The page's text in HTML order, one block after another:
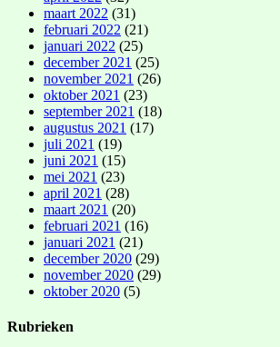
maart 2022 (31)
februari 2022 (21)
januari 2022 (25)
december 2021 (25)
november 2021 (26)
oktober 2021 (23)
september 2021 (18)
augustus 2021 (17)
juli 2021 (19)
juni 2021 (15)
mei 2021 (23)
april 2021 (28)
maart 2021 (20)
februari 2021 (16)
januari 2021 (21)
december 2020 (29)
november 2020 (29)
oktober 2020 (5)
Rubrieken